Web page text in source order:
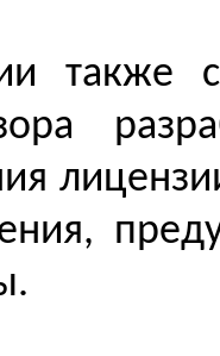
также